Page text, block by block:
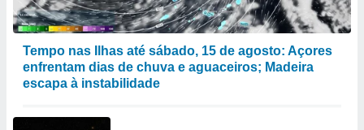
Tempo nas Ilhas até sábado, 15 de agosto: Açores
enfrentam dias de chuva e aguaceiros; Madeira
escapa à instabilidade